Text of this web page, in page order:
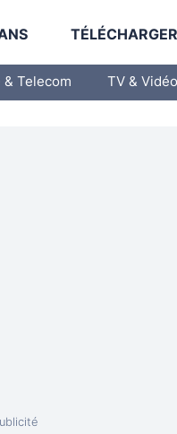
& Telecom TV & Vidéo